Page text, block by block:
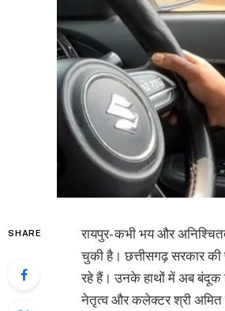
SHARE
रायपुर- कभी भय और
चुकी है। छत्तीसगढ़ सरकार की
रहे हैं। उनके हाथों में अब बंदूक
नेतृत्व और कलेक्टर श्री अमित